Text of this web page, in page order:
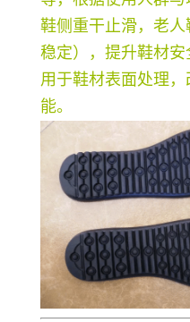
鞋侧重干止滑，老
稳定），提升鞋材安
用于鞋材表面处理
能。